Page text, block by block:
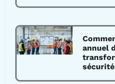
annuel